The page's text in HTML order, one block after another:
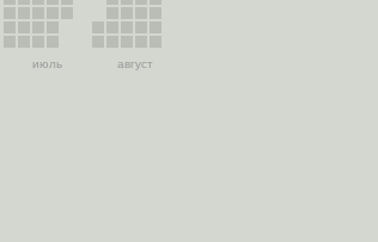
июль август